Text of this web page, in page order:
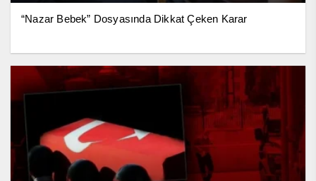
“Nazar Bebek” Dosyasında Dikkat Çeken Karar